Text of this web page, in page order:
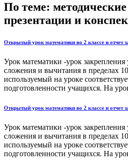
По теме:
презентации и
Открытый урок математики во 2 классе и отчет
Урок математики -урок
сложения и вычитания в пределах
используемый на уроке
подготовленности учащихся. На
Открытый урок математики во 2 классе и отчет
Урок математики -урок
сложения и вычитания в пределах
используемый на уроке
подготовленности учащихся. На